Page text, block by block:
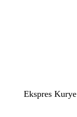
Ekspres Kurye